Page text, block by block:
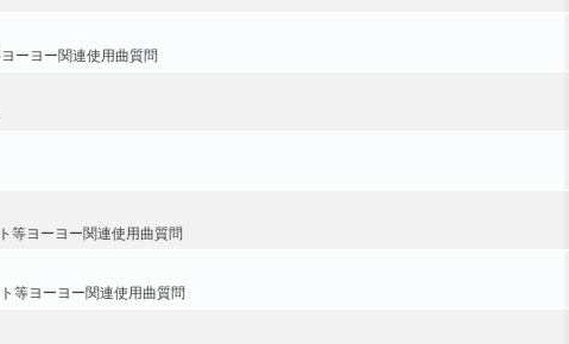
ーヨー関連使用曲質問
等ヨーヨー関連使用曲質問
等ヨーヨー関連使用曲質問